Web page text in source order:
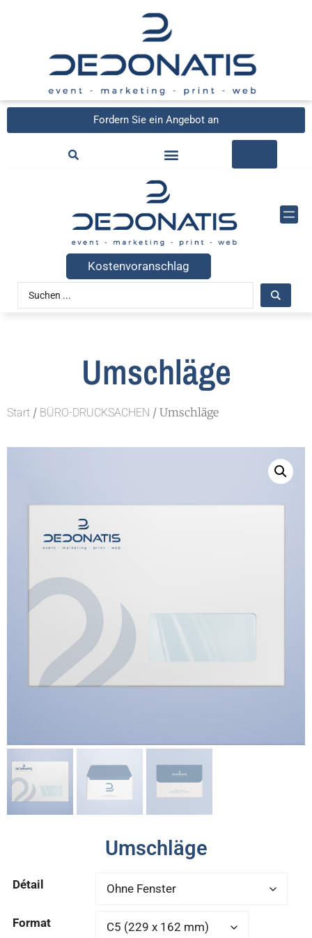
Fordern Sie ein Angebot an
Kostenvoranschlag
Umschläge
Start / BÜRO-DRUCKSACHEN / Umschläge
Umschläge
Détail
Format